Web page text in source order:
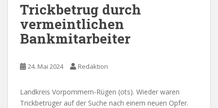
Trickbetrug durch
vermeintlichen
Bankmitarbeiter
24. Mai 2024 Redaktion
Landkreis Vorpommern-Rügen (ots). Wieder waren
Trickbetrüger auf der Suche nach einem neuen Opfer.